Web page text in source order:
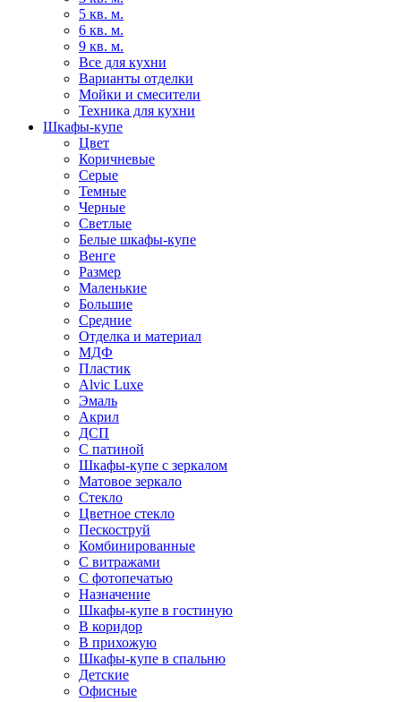
5 кв. м.
6 кв. м.
9 кв. м.
Все для кухни
Варианты отделки
Мойки и смесители
Техника для кухни
Шкафы-купе
Цвет
Коричневые
Серые
Темные
Черные
Светлые
Белые шкафы-купе
Венге
Размер
Маленькие
Большие
Средние
Отделка и материал
МДФ
Пластик
Alvic Luxe
Эмаль
Акрил
ДСП
С патиной
Шкафы-купе с зеркалом
Матовое зеркало
Стекло
Цветное стекло
Пескоструй
Комбинированные
С витражами
С фотопечатью
Назначение
Шкафы-купе в гостиную
В коридор
В прихожую
Шкафы-купе в спальню
Детские
Офисные